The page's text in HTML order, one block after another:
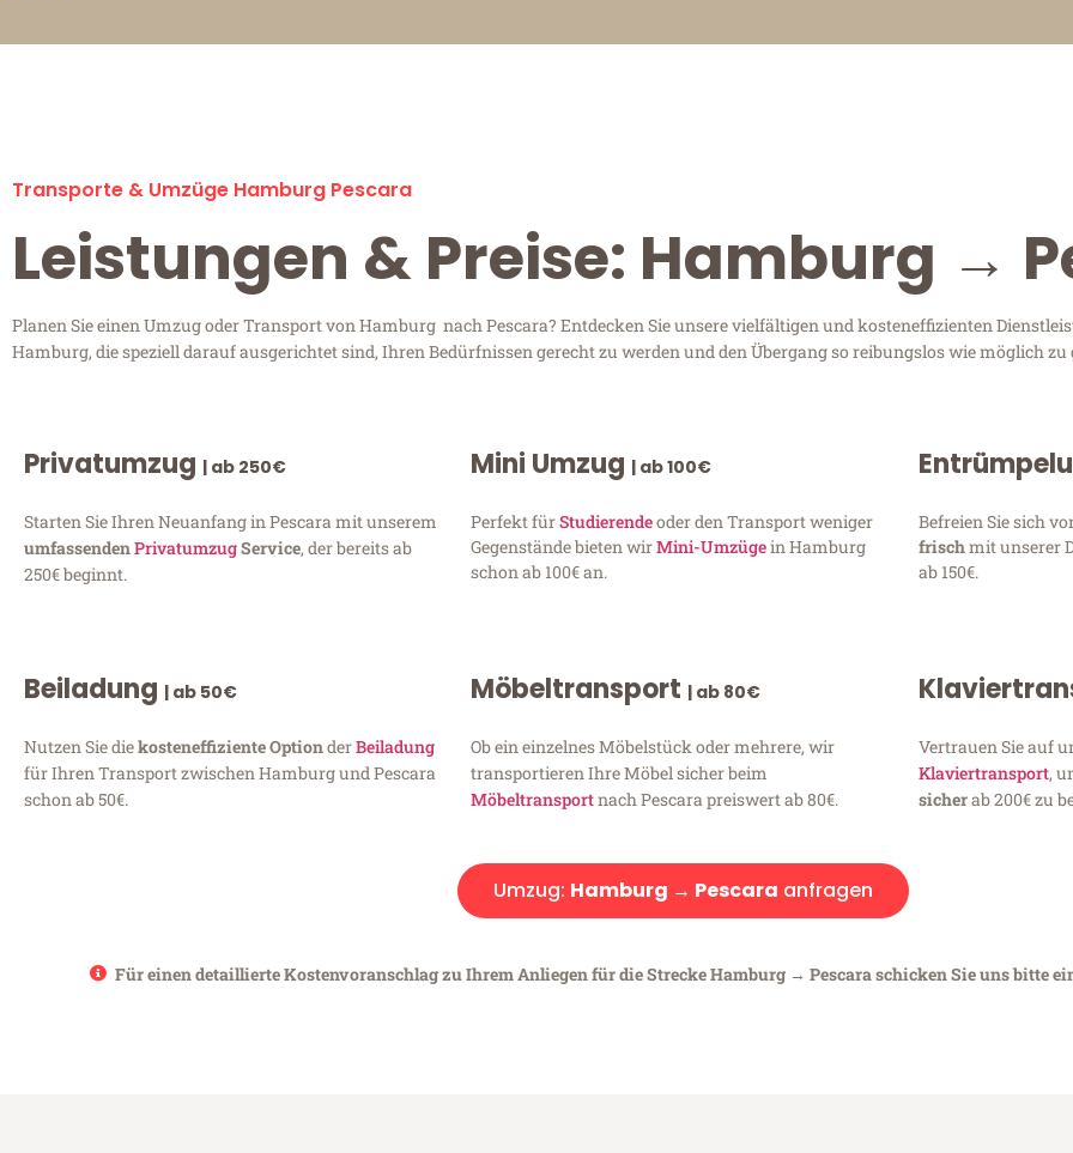
Transporte & Umzüge Hamburg Pescara
Leistungen & Preise: Hamburg →
Planen Sie einen Umzug oder Transport von Hamburg nach Pescara? Entdecken Sie unsere vielfältigen und kosteneffizienten
Hamburg, die speziell darauf ausgerichtet sind, Ihren Bedürfnissen gerecht zu werden und den Übergang so reibungslos wie möglich zu
Privatumzug | ab 250€
Starten Sie Ihren Neuanfang in Pescara mit unserem
umfassendenPrivatumzugService, der bereits ab
250€ beginnt.
Mini Umzug | ab 100€
Perfekt fürStudierendeoder den Transport weniger
Gegenstände bieten wirMini-Umzügein Hamburg
schon ab 100€ an.
Befreien Sie sich
frischmit unserer
ab 150€.
Beiladung | ab 50€
Nutzen Sie diekosteneffiziente OptionderBeiladung
für Ihren Transport zwischen Hamburg und Pescara
schon ab 50€.
Möbeltransport | ab 80€
Ob ein einzelnes Möbelstück oder mehrere, wir
transportieren Ihre Möbel sicher beim
Möbeltransportnach Pescara preiswert ab 80€.
Vertrauen Sie auf
Klaviertransport,
sicherab 200€ zu
Umzug: Hamburg → Pescara anfragen
Für einen detaillierte Kostenvoranschlag zu Ihrem Anliegen für die Strecke Hamburg → Pescara schicken Sie uns bitte